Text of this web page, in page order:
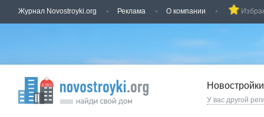
Журнал Novostroyki.org Реклама О компании
У вас другой